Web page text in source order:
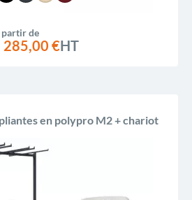
de
285,00 €HT
en polypro M2 + chariot